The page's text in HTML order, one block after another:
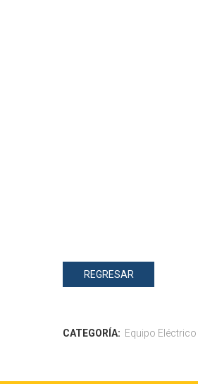
REGRESAR
CATEGORÍA: Equipo Eléctrico